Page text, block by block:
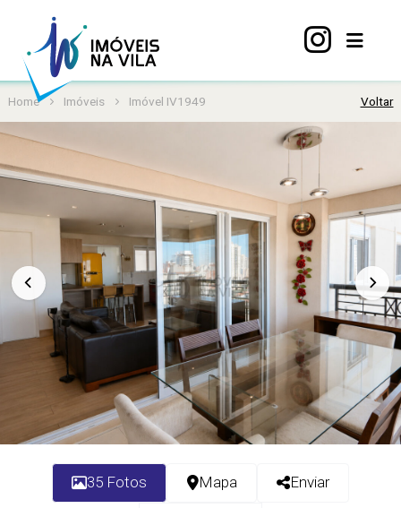
Home
Vila
Mariana
Imóveis
Vila
Sobre
Home Imóveis Imóvel IV1949 Voltar
35 Fotos Mapa Enviar